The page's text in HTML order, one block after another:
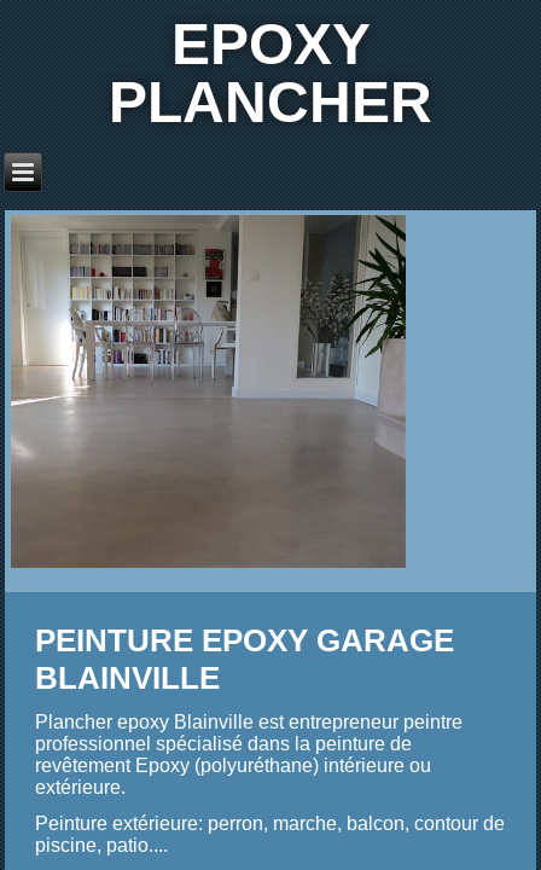
EPOXY
PLANCHER
PEINTURE EPOXY GARAGE
BLAINVILLE
Plancher epoxy Blainville est entrepreneur peintre
professionnel spécialisé dans la peinture de
revêtement Epoxy (polyuréthane) intérieure ou
extérieure.
Peinture extérieure: perron, marche, balcon, contour de
piscine, patio....